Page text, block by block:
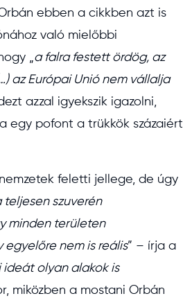
ebben a cikkben azt is
való mielőbbi
„a falra festett ördög, az
az Európai Unió nem vállalja
azzal igyekszik igazolni,
egy pofont a trükkök százaiért
feletti jellege, de úgy
szuverén
minden területen
egyelőre nem is reális” – írja a
ideát olyan alakok is
miközben a mostani Orbán